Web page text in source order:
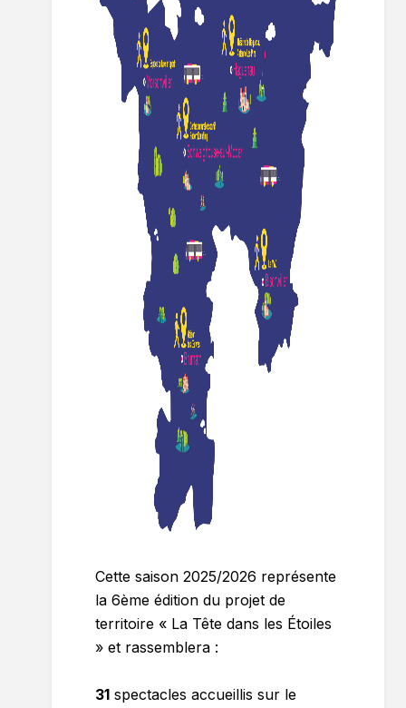
Cette saison 2025/2026 représente
la 6ème édition du projet de
territoire « La Tête dans les Étoiles
» et rassemblera :
31 spectacles accueillis sur le